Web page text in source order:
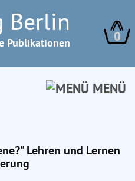
Berlin
Publikationen 0
MENÜ
Lehren und Lernen